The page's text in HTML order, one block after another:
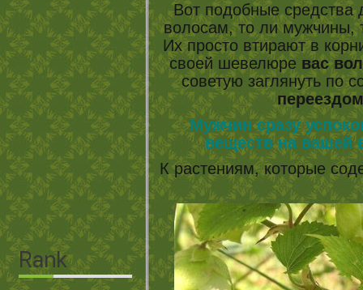
Вот подобные средства
волосам, то ли мужчины,
Их просто втирают в
своей шевелюре вас
советую заглянуть по
Мужчин сразу
веществ на вашей
К растениям, которые